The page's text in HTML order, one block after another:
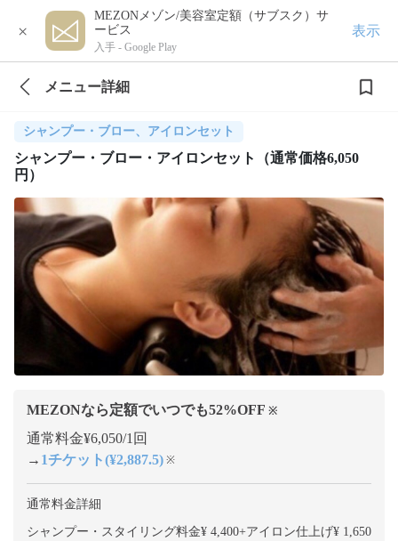
×
MEZONメゾン/美容室定額（サブスク）サ
ービス
入手 - Google Play
表示
メニュー詳細
シャンプー・ブロー、アイロンセット
シャンプー・ブロー・アイロンセット（通常価格6,050
円）
MEZONなら定額でいつでも52%OFF ※
通常料金¥6,050/1回
→ 1チケット(¥2,887.5) ※
通常料金詳細
シャンプー・スタイリング料金¥ 4,400+アイロン仕上げ¥ 1,650